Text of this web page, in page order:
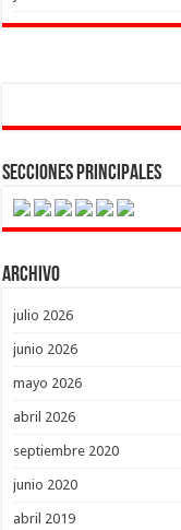
Secciones Principales
Archivo
julio 2026
junio 2026
mayo 2026
abril 2026
septiembre 2020
junio 2020
abril 2019